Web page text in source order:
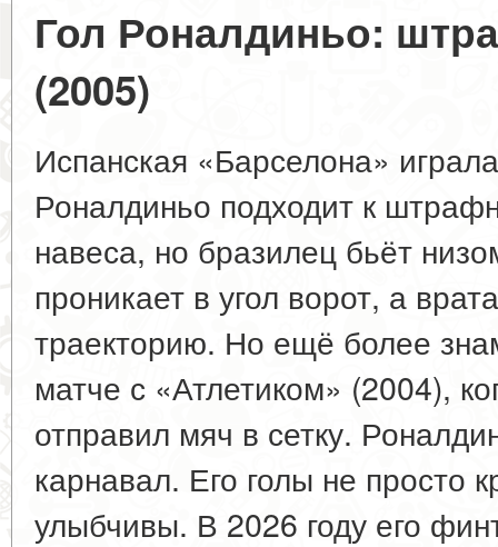
Гол Роналдиньо:
(2005)
Испанская «Барселона»
Роналдиньо подходит к
навеса, но бразилец бьёт
проникает в угол ворот, а
траекторию. Но ещё более
матче с «Атлетиком» (2004),
отправил мяч в сетку.
карнавал. Его голы не просто
улыбчивы. В 2026 году его